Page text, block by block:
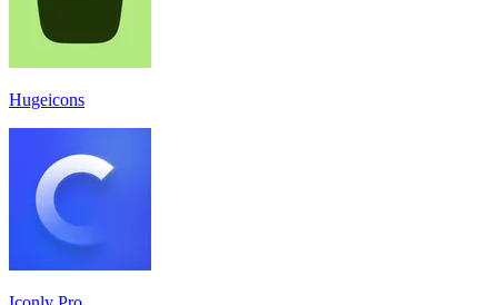
Hugeicons